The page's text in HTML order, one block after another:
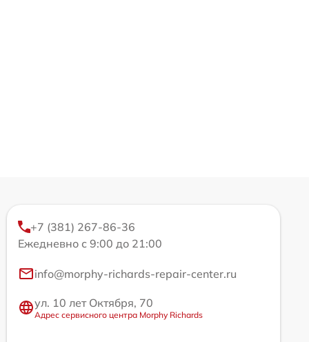
+7 (381) 267-86-36
Ежедневно с 9:00 до 21:00
info@morphy-richards-repair-center.ru
ул. 10 лет Октября, 70
Адрес сервисного центра Morphy Richards